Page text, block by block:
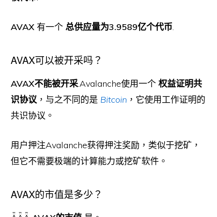
AVAX 有一个总供应量为3.9589亿个代币.
AVAX可以被开采吗？
AVAX不能被开采.Avalanche使用一个 权益证明共
识协议 ，与之不同的是 Bitcoin ，它使用工作证明的
共识协议。
用户押注Avalanche获得押注奖励，类似于挖矿，
但它不需要极端的计算能力或挖矿软件。
AVAX的市值是多少？